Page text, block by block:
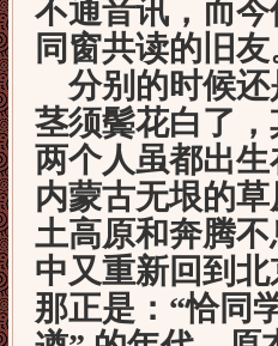
不通音讯，而
同窗共读的旧友
分别的时候还
茎须鬓花白了
两个人虽都出
内蒙古无垠的
土高原和奔腾
中又重新回到
那正是：“恰同